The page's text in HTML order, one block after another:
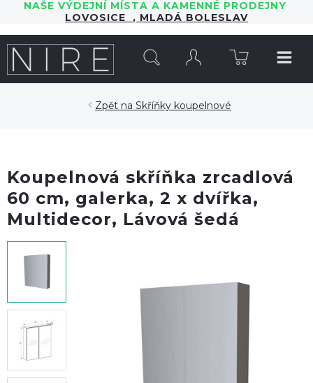
NAŠE VÝDEJNÍ MÍSTA A KAMENNÉ PRODEJNY
LOVOSICE , MLADÁ BOLESLAV
Skříňky koupelnové
Koupelnová skříňka zrcadlová
60 cm, galerka, 2 x dvířka,
Multidecor, Lávová šedá